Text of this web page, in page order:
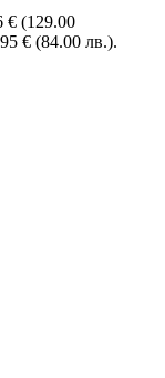
€ (129.00
€ (84.00 лв.).